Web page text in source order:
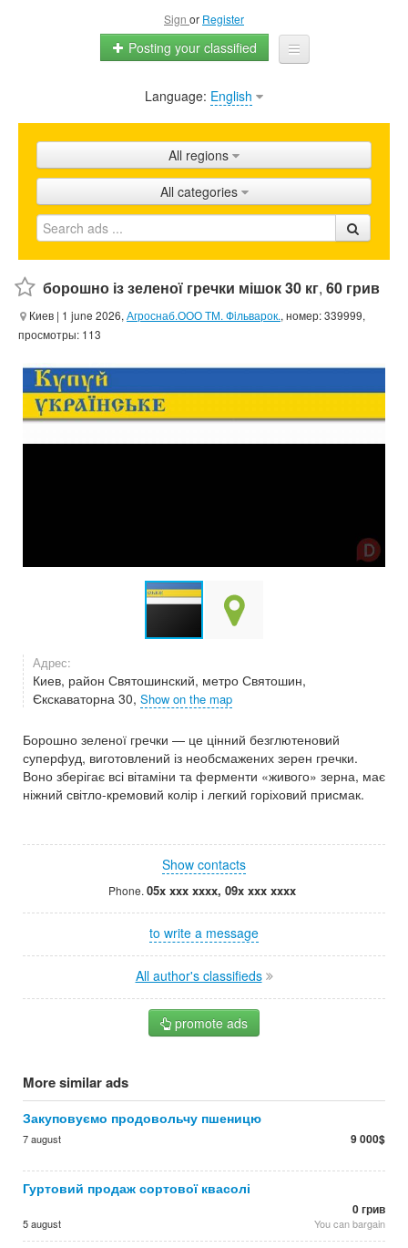
Sign or Register
Posting your classified
Home
Shops
Promotion
FAQ
Blog
Language: English
All regions
All categories
борошно із зеленої гречки мішок 30 кг, 60 грив
Киев | 1 june 2026, Агроснаб.ООО ТМ. Фiльварок., номер: 339999,
просмотры: 113
Адрес:
Киев, район Святошинский, метро Святошин,
Єкскаваторна 30, Show on the map
Борошно зеленої гречки — це цінний безглютеновий
суперфуд, виготовлений із необсмажених зерен гречки.
Воно зберігає всі вітаміни та ферменти «живого» зерна, має
ніжний світло-кремовий колір і легкий горіховий присмак.
Show contacts
Phone. 05x xxx xxxx, 09x xxx xxxx
to write a message
All author's classifieds
promote ads
More similar ads
Закуповуємо продовольчу пшеницю
7 august 9 000$
Гуртовий продаж сортової квасолі
5 august
0 грив
You can bargain